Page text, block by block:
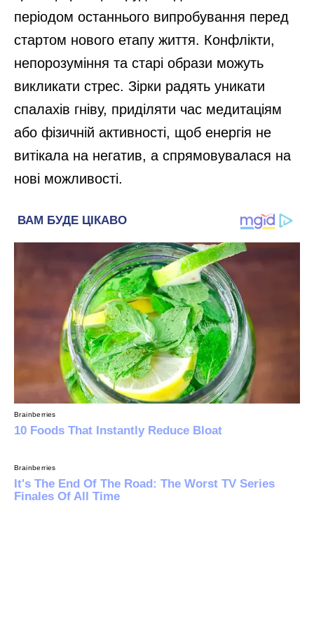
періодом останнього випробування перед
стартом нового етапу життя. Конфлікти,
непорозуміння та старі образи можуть
викликати стрес. Зірки радять уникати
спалахів гніву, приділяти час медитаціям
або фізичній активності, щоб енергія не
витікала на негатив, а спрямовувалася на
нові можливості.